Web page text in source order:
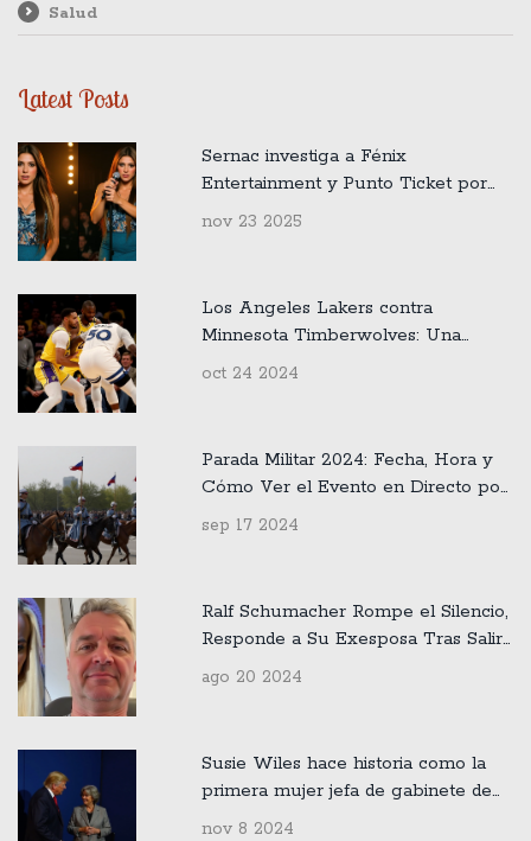
Salud
Latest Posts
Sernac investiga a Fénix
Entertainment y Punto Ticket por
cambio unilateral del concierto de
nov 23 2025
Los Angeles Lakers contra
Minnesota Timberwolves: Una
Apertura de Temporada NBA
oct 24 2024
Parada Militar 2024: Fecha, Hora y
Cómo Ver el Evento en Directo por
sep 17 2024
Ralf Schumacher Rompe el Silencio,
Responde a Su Exesposa Tras Salir
del Armario: 'Una Vergüenza Que
Difunda Mentiras'
ago 20 2024
Susie Wiles hace historia como la
primera mujer jefa de gabinete de
Donald Trump
nov 8 2024